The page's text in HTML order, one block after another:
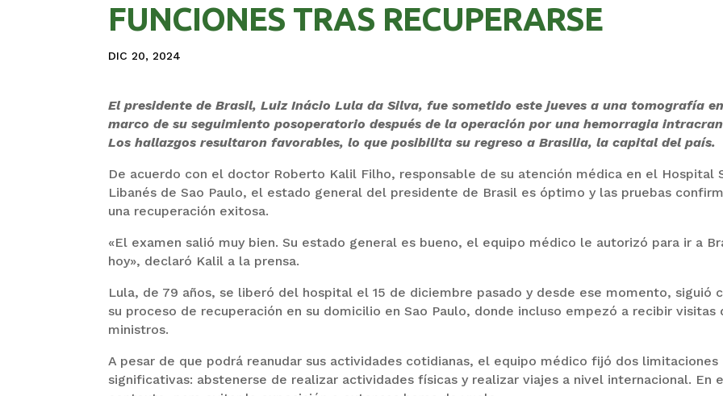
FUNCIONES TRAS RECUPERARSE
DIC 20, 2024
El presidente de Brasil, Luiz Inácio Lula da Silva, fue sometido este jueves a una tomografía
marco de su seguimiento posoperatorio después de la operación por una hemorragia
Los hallazgos resultaron favorables, lo que posibilita su regreso a Brasilia, la capital del país.
De acuerdo con el doctor Roberto Kalil Filho, responsable de su atención médica en el Hospital
Libanés de Sao Paulo, el estado general del presidente de Brasil es óptimo y las pruebas
una recuperación exitosa.
«El examen salió muy bien. Su estado general es bueno, el equipo médico le autorizó para ir a
hoy», declaró Kalil a la prensa.
Lula, de 79 años, se liberó del hospital el 15 de diciembre pasado y desde ese momento, siguió
su proceso de recuperación en su domicilio en Sao Paulo, donde incluso empezó a recibir visitas
ministros.
A pesar de que podrá reanudar sus actividades cotidianas, el equipo médico fijó dos limitaciones
significativas: abstenerse de realizar actividades físicas y realizar viajes a nivel internacional. En